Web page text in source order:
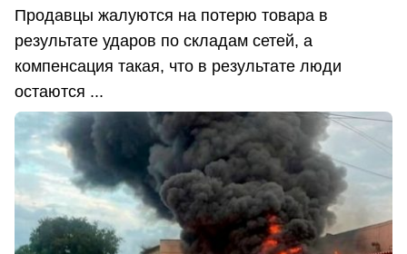
Продавцы жалуются на потерю товара в
результате ударов по складам сетей, а
компенсация такая, что в результате люди
остаются ...